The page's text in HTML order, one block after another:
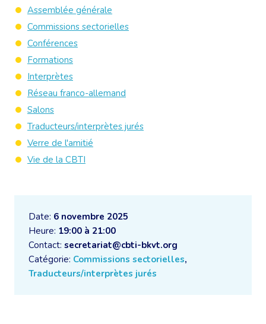
Date: 6 novembre 2025
Heure: 19:00 à 21:00
Contact: secretariat@cbti-bkvt.org
Catégorie: Commissions sectorielles,
Traducteurs/interprètes jurés
Assemblée générale
Commissions sectorielles
Conférences
Formations
Interprètes
Réseau franco-allemand
Salons
Traducteurs/interprètes jurés
Verre de l'amitié
Vie de la CBTI